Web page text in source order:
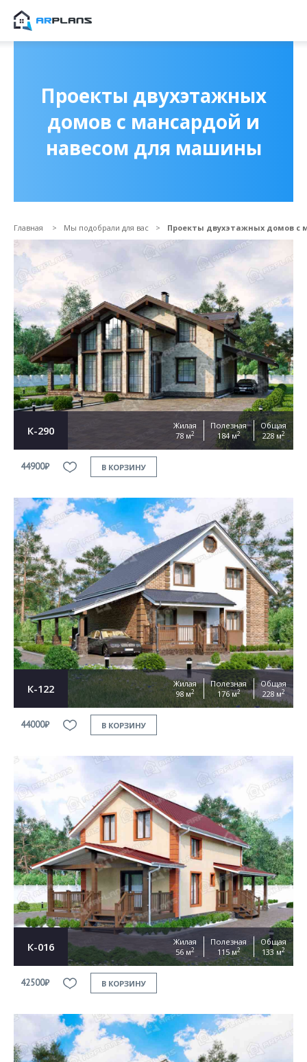
Проекты двухэтажных
домов с мансардой и
навесом для машины
Главная Мы подобрали для вас Проекты двухэтажных домов
К-290
Жилая
78 м2
Полезная
184 м2
Общая
228 м2
44900₽ В КОРЗИНУ
К-122
Жилая
98 м2
Полезная
176 м2
Общая
228 м2
44000₽ В КОРЗИНУ
К-016
Жилая
56 м2
Полезная
115 м2
Общая
133 м2
42500₽ В КОРЗИНУ
Прикрепить файл
Согласен на обработку персональных данных
This site is protected by reCAPTCHA and the GooglePrivacy PolicyandTerms of Service
ОТПРАВИТЬ